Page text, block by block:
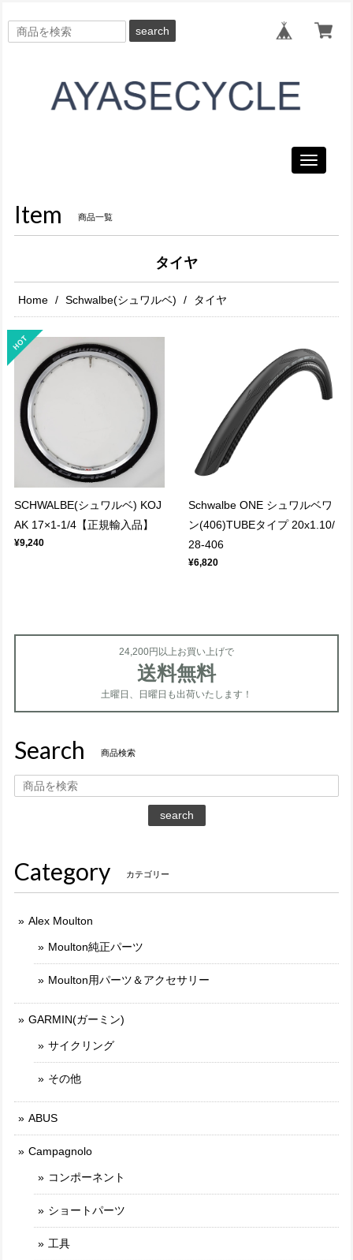
search
Toggle
Item 商品一覧
タイヤ
Home Schwalbe(シュワルベ) タイヤ
SCHWALBE(シュワルベ) KOJ
AK 17×1-1/4【正規輸入品】
¥9,240
Schwalbe ONE シュワルベワ
ン(406)TUBEタイプ 20x1.10/
28-406
¥6,820
24,200円以上お買い上げで
送料無料
土曜日、日曜日も出荷いたします！
Search 商品検索
search
Category カテゴリー
Alex Moulton
Moulton純正パーツ
Moulton用パーツ＆アクセサリー
GARMIN(ガーミン)
サイクリング
その他
ABUS
Campagnolo
コンポーネント
ショートパーツ
工具